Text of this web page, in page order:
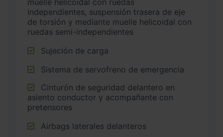
muelle helicoidal con ruedas
independientes, suspensión trasera de eje
de torsión y mediante muelle helicoidal con
ruedas semi-independientes
Sujeción de carga
Sistema de servofreno de emergencia
asiento conductor y acompañante con
pretensores
Airbags laterales delanteros